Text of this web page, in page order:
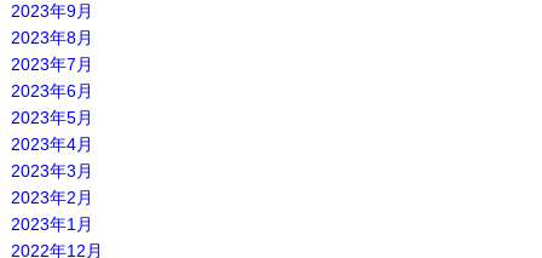
2023年9月
2023年8月
2023年7月
2023年6月
2023年5月
2023年4月
2023年3月
2023年2月
2023年1月
2022年12月